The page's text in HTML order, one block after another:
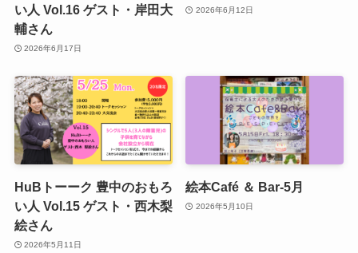
い人 Vol.16 ゲスト・岸田大
輔さん
2026年6月17日
2026年6月12日
HuBトーーク 豊中のおもろ
い人 Vol.15 ゲスト・西木梨
絵さん
2026年5月11日
絵本Café ＆ Bar-5月
2026年5月10日